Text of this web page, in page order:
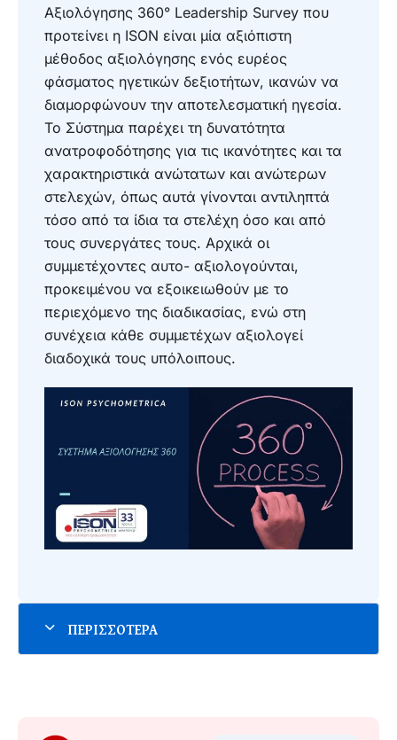
Αξιολόγησης 360° Leadership Survey που
προτείνει η ISON είναι μία αξιόπιστη
μέθοδος αξιολόγησης ενός ευρέος
φάσματος ηγετικών δεξιοτήτων, ικανών να
διαμορφώνουν την αποτελεσματική ηγεσία.
Το Σύστημα παρέχει τη δυνατότητα
ανατροφοδότησης για τις ικανότητες και τα
χαρακτηριστικά ανώτατων και ανώτερων
στελεχών, όπως αυτά γίνονται αντιληπτά
τόσο από τα ίδια τα στελέχη όσο και από
τους συνεργάτες τους. Αρχικά οι
συμμετέχοντες αυτο- αξιολογούνται,
προκειμένου να εξοικειωθούν με το
περιεχόμενο της διαδικασίας, ενώ στη
συνέχεια κάθε συμμετέχων αξιολογεί
διαδοχικά τους υπόλοιπους.